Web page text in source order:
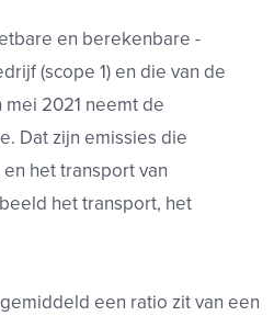
en berekenbare -
(scope 1) en die van de
2021 neemt de
Dat zijn emissies die
het transport van
het transport, het
een ratio zit van een